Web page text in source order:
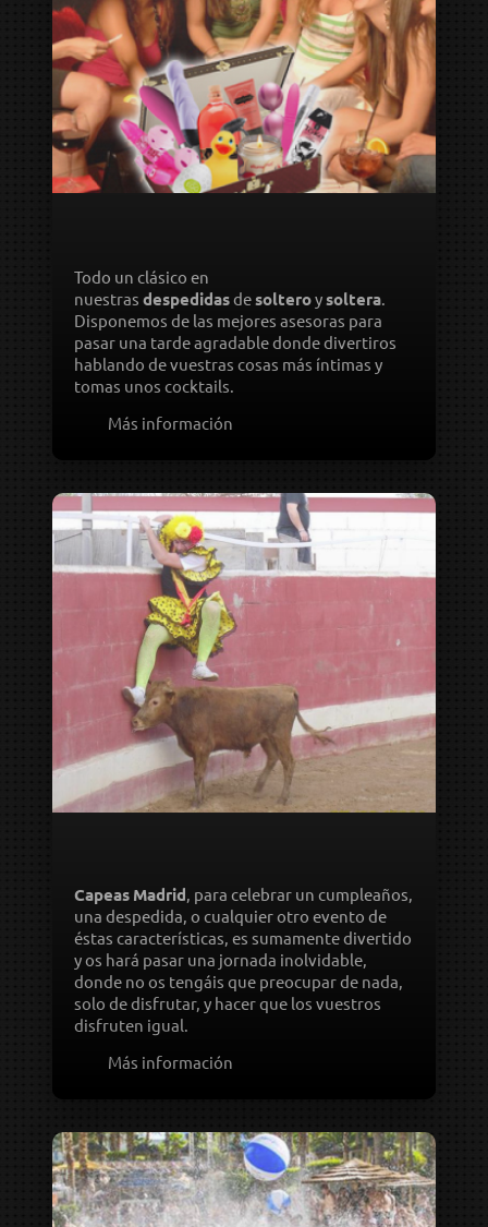
Todo un clásico en
nuestras despedidasdesolteroysoltera.
Disponemos de las mejores asesoras para
pasar una tarde agradable donde divertiros
hablando de vuestras cosas más íntimas y
tomas unos cocktails.
Más información
Capeas Madrid, para celebrar un cumpleaños,
una despedida, o cualquier otro evento de
éstas características, es sumamente divertido
y os hará pasar una jornada inolvidable,
donde no os tengáis que preocupar de nada,
solo de disfrutar, y hacer que los vuestros
disfruten igual.
Más información